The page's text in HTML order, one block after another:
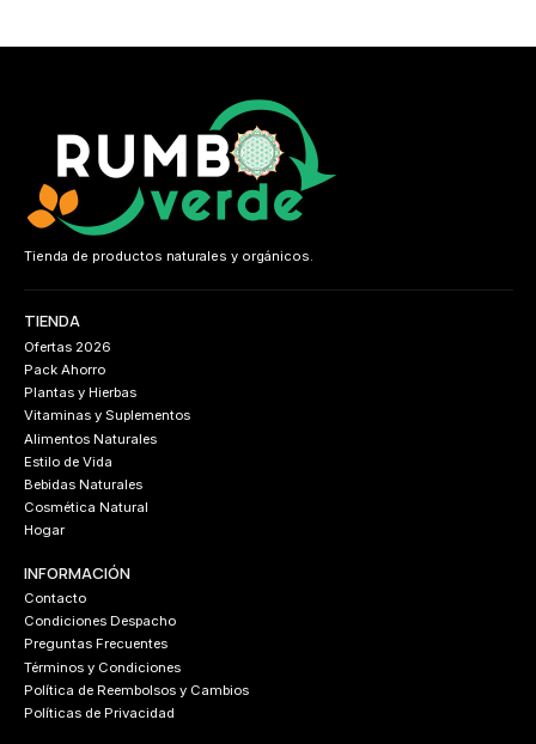
Tienda de productos naturales y orgánicos.
TIENDA
Ofertas 2026
Pack Ahorro
Plantas y Hierbas
Vitaminas y Suplementos
Alimentos Naturales
Estilo de Vida
Bebidas Naturales
Cosmética Natural
Hogar
INFORMACIÓN
Contacto
Condiciones Despacho
Preguntas Frecuentes
Términos y Condiciones
Política de Reembolsos y Cambios
Políticas de Privacidad